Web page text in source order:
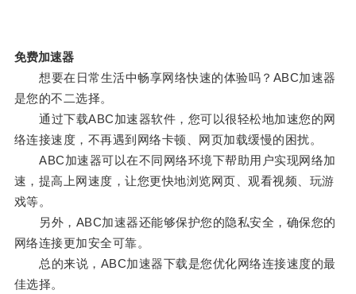
免费加速器
想要在日常生活中畅享网络快速的体验吗？ABC加速器
是您的不二选择。
通过下载ABC加速器软件，您可以很轻松地加速您的网
络连接速度，不再遇到网络卡顿、网页加载缓慢的困扰。
ABC加速器可以在不同网络环境下帮助用户实现网络加
速，提高上网速度，让您更快地浏览网页、观看视频、玩游
戏等。
另外，ABC加速器还能够保护您的隐私安全，确保您的
网络连接更加安全可靠。
总的来说，ABC加速器下载是您优化网络连接速度的最
佳选择。